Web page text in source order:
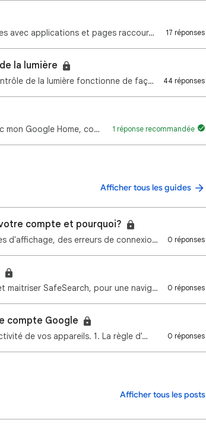
avec applications et pages raccour… 17 réponses
la lumière
Bonjour, Depuis ce matin, les commandes vocales pour le contrôle de la lumière fonctionne de façon a… 44 réponses
Bonjour la communauté ! J’ai régulièrement un problème avec mon Google Home, comme celui ci ne gère … 1 réponse recommandée
Afficher tous les guides
compte et pourquoi?
Bonjour à toutes et à tous, Si vous rencontrez des problèmes d'affichage, des erreurs de connexion o… 0 réponses
Sur ce guide, vous allez pouvoir découvrir comment utiliser et maitriser SafeSearch, pour une naviga… 0 réponses
compte Google
de vos appareils. 1. La règle d'… 0 réponses
Afficher tous les posts